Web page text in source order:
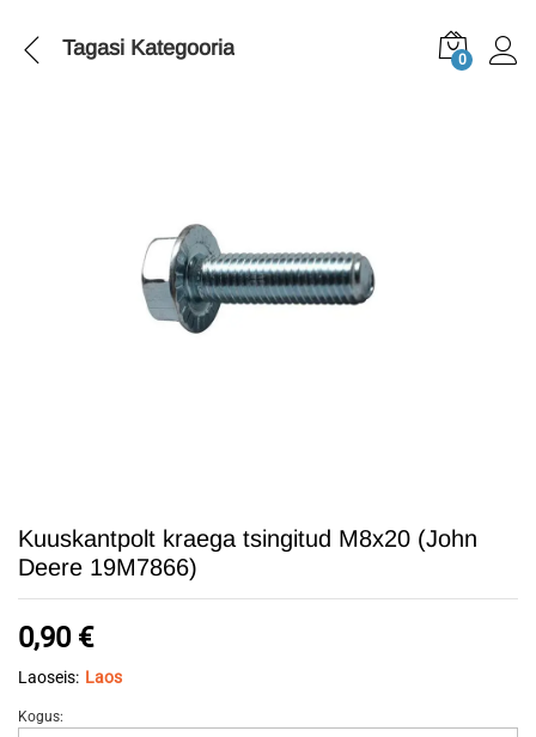
Tagasi Kategooria 0
Kuuskantpolt kraega tsingitud M8x20 (John
Deere 19M7866)
0,90 €
Laoseis: Laos
Kuuskantpolt
Kogus: